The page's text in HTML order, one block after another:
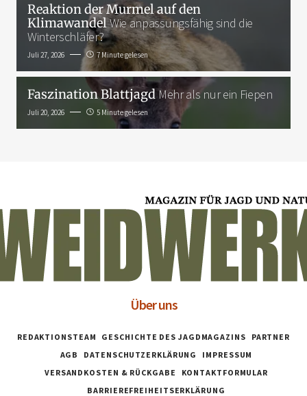
Reaktion der Murmel auf den
KlimawandelWie anpassungsfähig sind die
Winterschläfer?
Juli 27, 2026 7 Minute gelesen
Faszination BlattjagdMehr als nur ein Fiepen
Juli 20, 2026 5 Minute gelesen
Über uns
REDAKTIONSTEAM GESCHICHTE DES JAGDMAGAZINS
PARTNER
AGB
DATENSCHUTZERKLÄRUNG
IMPRESSUM
VERSANDKOSTEN & RÜCKGABE
KONTAKTFORMULAR
BARRIEREFREIHEITSERKLÄRUNG